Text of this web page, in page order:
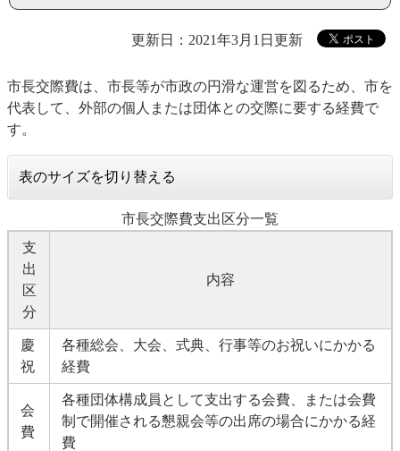
更新日：2021年3月1日更新
市長交際費は、市長等が市政の円滑な運営を図るため、市を
代表して、外部の個人または団体との交際に要する経費で
す。
表のサイズを切り替える
市長交際費支出区分一覧
支
出
区
分
内容
慶
祝
各種総会、大会、式典、行事等のお祝いにかかる
経費
会
費
各種団体構成員として支出する会費、または会費
制で開催される懇親会等の出席の場合にかかる経
費